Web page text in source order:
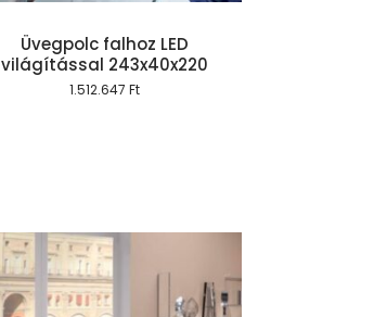
Üvegpolc falhoz LED
világítással 243x40x220
1.512.647Ft